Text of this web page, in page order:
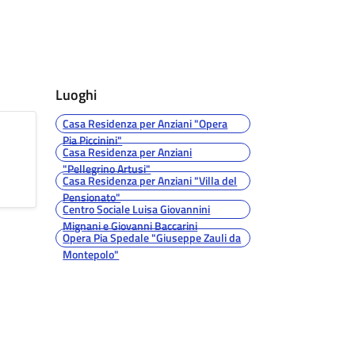
Luoghi
Casa Residenza per Anziani "Opera
Pia Piccinini"
Casa Residenza per Anziani
"Pellegrino Artusi"
Casa Residenza per Anziani "Villa del
Pensionato"
Centro Sociale Luisa Giovannini
Mignani e Giovanni Baccarini
Opera Pia Spedale "Giuseppe Zauli da
Montepolo"